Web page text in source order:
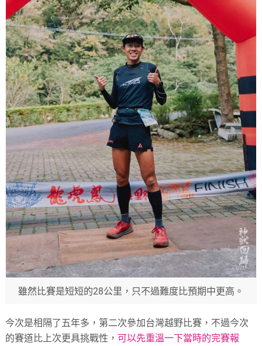
雖然比賽是短短的28公里，只不過難度比預期中更高。
今次是相隔了五年多，第二次參加台灣越野比賽，不過今次
的賽道比上次更具挑戰性，可以先重溫一下當時的完賽報